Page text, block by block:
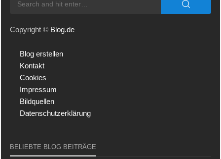
Copyright © Blog.de
Blog erstellen
Kontakt
Cookies
Impressum
Bildquellen
Datenschutzerklärung
BELIEBTE BLOG BEITRÄGE